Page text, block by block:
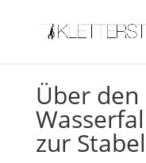
Über
zur